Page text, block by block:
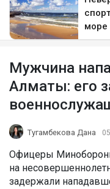
Мужчина
Алматы: его
Тугамбекова Дана
Офицеры
на
задержали